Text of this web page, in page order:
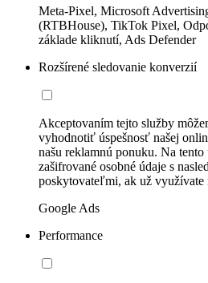
Meta-Pixel, Microsoft
(RTBHouse), TikTok Pixel,
základe kliknutí, Ads Defender
Rozšírené sledovanie konverzií
Akceptovaním tejto služby
vyhodnotiť úspešnosť našej
našu reklamnú ponuku. Na
zašifrované osobné údaje s
poskytovateľmi, ak už využívate
Google Ads
Performance